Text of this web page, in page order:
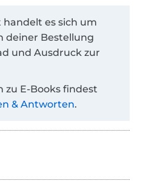
es sich um
deiner Bestellung
und Ausdruck zur
E-Books findest
& Antworten.